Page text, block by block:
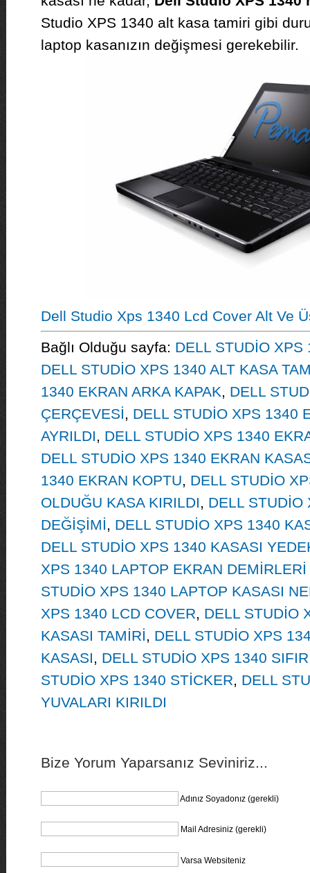
Studio XPS 1340 alt kasa tamiri gibi
laptop kasanızın değişmesi gerekebilir.
Dell Studio Xps 1340 Lcd Cover Alt Ve
Bağlı Olduğu sayfa: DELL STUDİO XPS
DELL STUDİO XPS 1340 ALT KASA
1340 EKRAN ARKA KAPAK, DELL
ÇERÇEVESİ, DELL STUDİO XPS 1340
AYRILDI, DELL STUDİO XPS 1340
DELL STUDİO XPS 1340 EKRAN
1340 EKRAN KOPTU, DELL STUDİO
OLDUĞU KASA KIRILDI, DELL STUDİO
DEĞİŞİMİ, DELL STUDİO XPS 1340
DELL STUDİO XPS 1340 KASASI
XPS 1340 LAPTOP EKRAN DEMİRLERİ
STUDİO XPS 1340 LAPTOP KASASI
XPS 1340 LCD COVER, DELL STUDİO
KASASI TAMİRİ, DELL STUDİO XPS
KASASI, DELL STUDİO XPS 1340
STUDİO XPS 1340 STİCKER, DELL
YUVALARI KIRILDI
Bize Yorum Yaparsanız Seviniriz...
Adınız Soyadonız (gerekli)
Mail Adresiniz (gerekli)
Varsa Websiteniz